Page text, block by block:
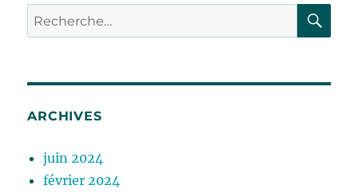
Recherche
pour :
ARCHIVES
juin 2024
février 2024